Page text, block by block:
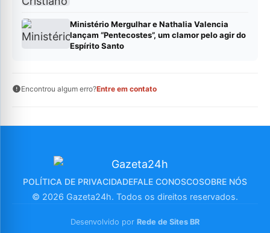
Ministério Mergulhar e Nathalia Valencia
lançam “Pentecostes”, um clamor pelo agir do
Espírito Santo
Encontrou algum erro?Entre em contato
POLÍTICA DE PRIVACIDADEFALE CONOSCOSOBRE NÓS
© 2026 Gazeta24h. Todos os direitos reservados.
Desenvolvido por Rede de Sites BR